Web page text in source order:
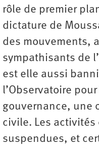
rôle de premier
dictature de
des mouvements,
sympathisants de
est elle aussi
l’Observatoire
gouvernance, une
civile. Les
suspendues, et